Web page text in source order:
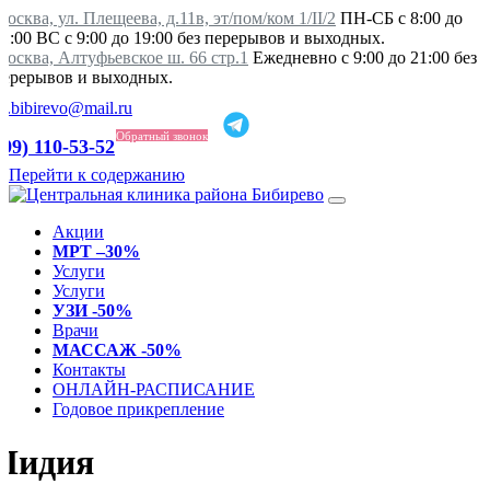
ул. Плещеева, д.11в, эт/пом/ком 1/II/2 ПН-СБ с 8:00 до
ВС с 9:00 до 19:00 без перерывов и выходных.
Алтуфьевское ш. 66 стр.1 Ежедневно с 9:00 до 21:00 без
и выходных.
110-53-52
Обратный звонок
Перейти к содержанию
Акции
МРТ –30%
Услуги
Услуги
УЗИ -50%
Врачи
МАССАЖ -50%
Контакты
ОНЛАЙН-РАСПИСАНИЕ
Годовое прикрепление